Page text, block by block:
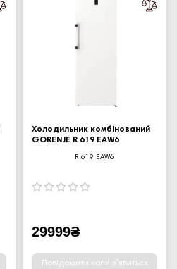
Холодильник комбінований
GORENJE R 619 EAW6
R 619 EAW6
29999₴
Повідомити коли з'явиться